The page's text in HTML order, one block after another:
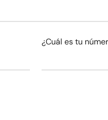
¿Cuál es tu